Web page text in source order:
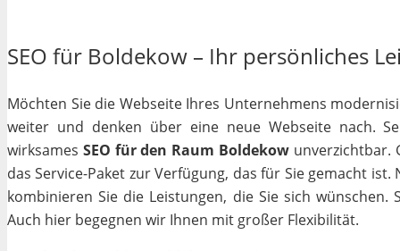
SEO für Boldekow – Ihr persönliches
Möchten Sie die Webseite Ihres Unternehmens
weiter und denken über eine neue Webseite nach.
wirksames SEO für den Raum Boldekow unverzichtbar.
das Service-Paket zur Verfügung, das für Sie gemacht
kombinieren Sie die Leistungen, die Sie sich wünschen.
Auch hier begegnen wir Ihnen mit großer Flexibilität.